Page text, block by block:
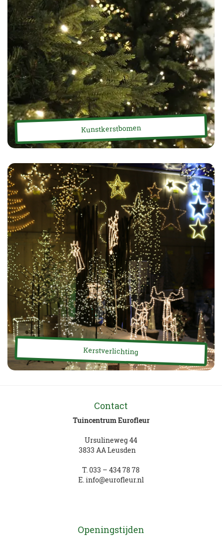
Kunstkerstbomen
Kerstverlichting
Contact
Tuincentrum Eurofleur
Ursulineweg 44
3833 AA Leusden
T.033 – 434 78 78
E.info@eurofleur.nl
Openingstijden